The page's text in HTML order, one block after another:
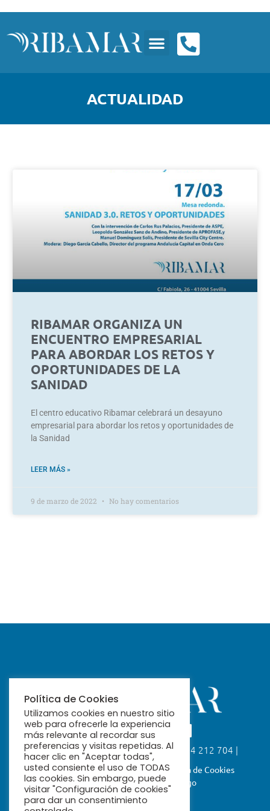
ACTUALIDAD
RIBAMAR ORGANIZA UN
ENCUENTRO EMPRESARIAL
PARA ABORDAR LOS RETOS Y
OPORTUNIDADES DE LA
SANIDAD
El centro educativo Ribamar celebrará un desayuno
empresarial para abordar los retos y oportunidades de
la Sanidad
LEER MÁS »
9 de marzo de 2022 No hay comentarios
Calle Fabiola, 26. 41004 Sevilla | 954 212 704 |
ribamar@ribamar.org
Aviso LegalPolítica de PrivacidadPolítica de Cookies
Términos y Condiciones de Pago
Política de Cookies
Utilizamos cookies en nuestro sitio
web para ofrecerle la experiencia
más relevante al recordar sus
preferencias y visitas repetidas. Al
hacer clic en "Aceptar todas",
usted consiente el uso de TODAS
las cookies. Sin embargo, puede
visitar "Configuración de cookies"
para dar un consentimiento